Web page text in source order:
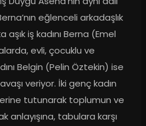
eğlenceli arkadaşlık
aşık iş kadını Berna (Emel
evli, çocuklu ve
Belgin (Pelin Öztekin) ise
veriyor. İki genç kadın
tutunarak toplumun ve
anlayışına, tabulara karşı